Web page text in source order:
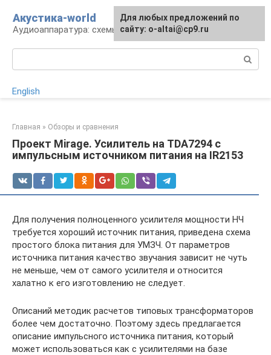
контенту
Акустика-world
Аудиоаппаратура: схемы и работа
English
Главная » Обзоры и сравнения
Проект Mirage. Усилитель на TDA7294 с
импульсным источником питания на IR2153
Для получения полноценного усилителя мощности НЧ
требуется хороший источник питания, приведена схема
простого блока питания для УМЗЧ. От параметров
источника питания качество звучания зависит не чуть
не меньше, чем от самого усилителя и относится
халатно к его изготовлению не следует.
Описаний методик расчетов типовых трансформаторов
более чем достаточно. Поэтому здесь предлагается
описание импульсного источника питания, который
может использоваться как с усилителями на базе
Для любых предложений по
сайту: o-altai@cp9.ru